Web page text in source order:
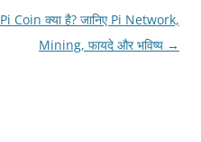
Pi Coin क्या है? जानिए Pi Network,
Mining, फायदे और भविष्य →